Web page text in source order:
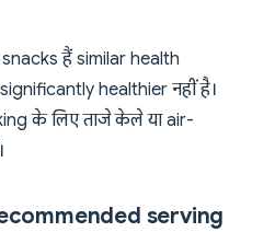
हैं similar health
healthier नहीं है।
के लिए ताजे केले या air-
serving